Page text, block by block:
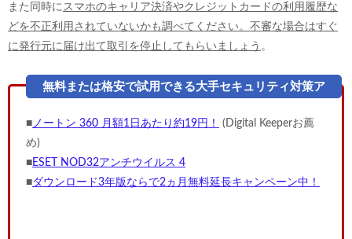
また同時にスマホのキャリア決済やクレジットカードの利用履歴な
どを不正利用されていないかも調べてください。不審な場合はすぐ
に発行元に届け出て取引を停止してもらいましょう 。
■ ノートン 360 月額1日あたり約19円！
(Digital Keeperお薦
め)
■ESET NOD32アンチウイルス 4
■ダウンロード3年版ならで2ヵ月無料延長キャンペーン中！